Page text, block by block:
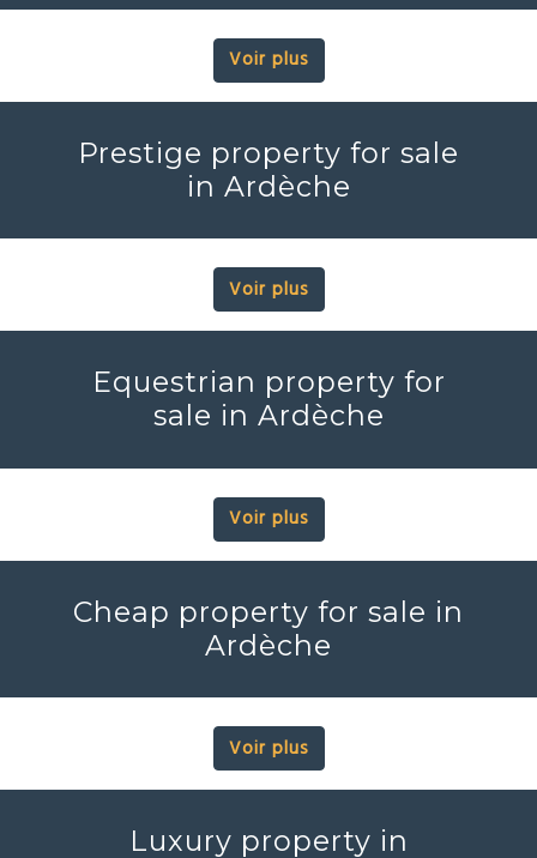
Voir plus
Prestige property for sale
in Ardèche
Voir plus
Equestrian property for
sale in Ardèche
Voir plus
Cheap property for sale in
Ardèche
Voir plus
Luxury property in